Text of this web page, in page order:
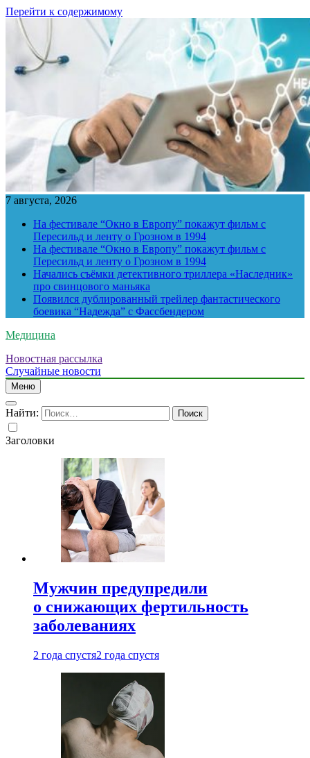
Перейти к содержимому
7 августа, 2026
На фестивале “Окно в Европу” покажут фильм с
Пересильд и ленту о Грозном в 1994
На фестивале “Окно в Европу” покажут фильм с
Пересильд и ленту о Грозном в 1994
Начались съёмки детективного триллера «Наследник»
про свинцового маньяка
Появился дублированный трейлер фантастического
боевика “Надежда” с Фассбендером
Медицина
Новостная рассылка
Случайные новости
Меню
Найти:
Заголовки
Мужчин предупредили
о снижающих фертильность
заболеваниях
2 года спустя2 года спустя